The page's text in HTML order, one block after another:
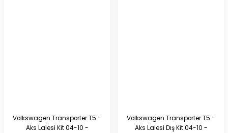
Volkswagen Transporter T5 -
Aks Lalesi Kit 04-10 -
Volkswagen Transporter T5 -
Aks Lalesi Dış Kit 04-10 -